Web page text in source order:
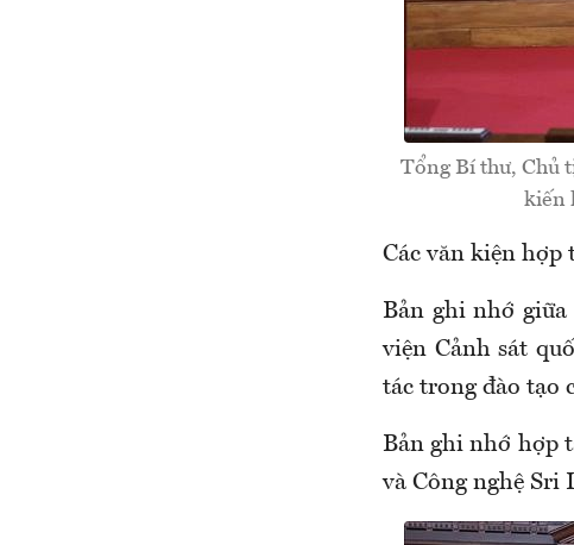
Tổng Bí thư, Chủ
kiến
Các văn kiện hợp
Bản ghi nhớ
viện Cảnh sát
tác trong đào tạo
Bản ghi nhớ hợp
và Công nghệ Sri